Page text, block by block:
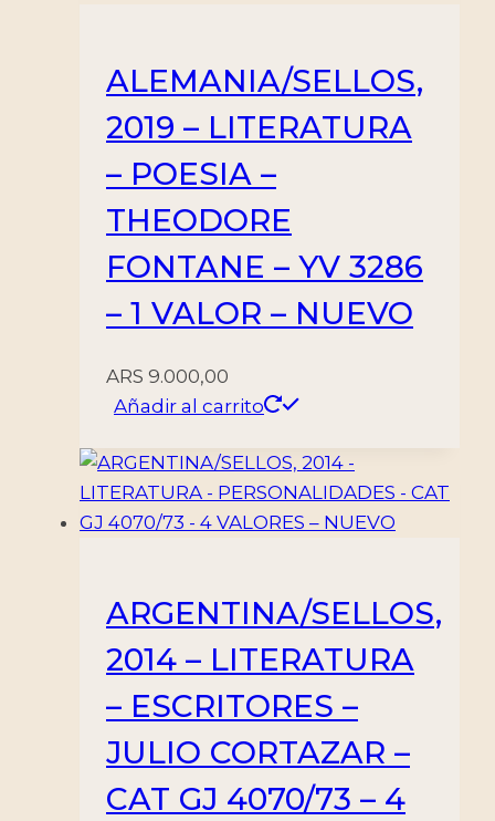
ALEMANIA/SELLOS,
2019 – LITERATURA
– POESIA –
THEODORE
FONTANE – YV 3286
– 1 VALOR – NUEVO
ARS 9.000,00
Añadir al carrito
ARGENTINA/SELLOS,
2014 – LITERATURA
– ESCRITORES –
JULIO CORTAZAR –
CAT GJ 4070/73 – 4